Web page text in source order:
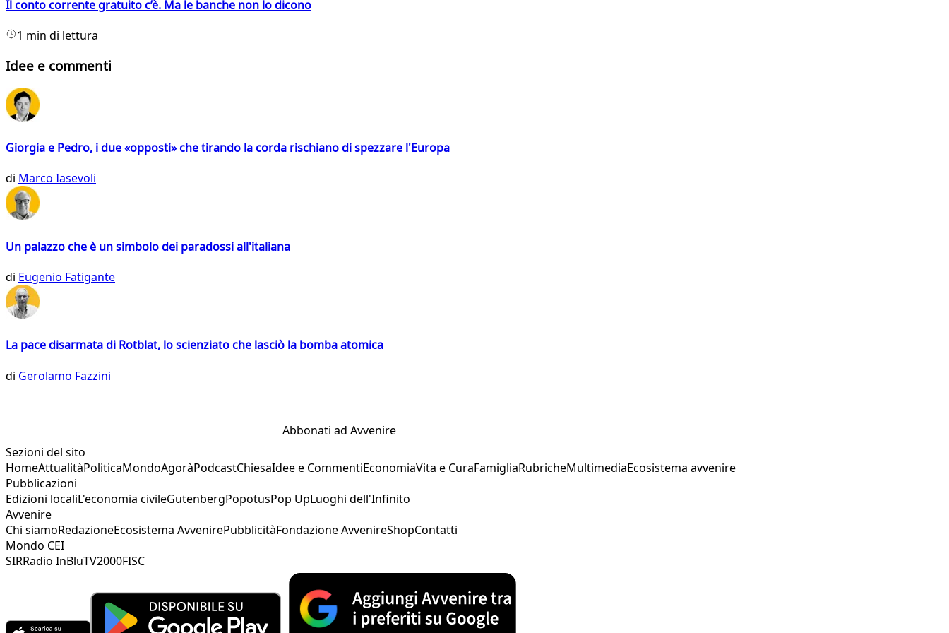
Il conto corrente gratuito c’è. Ma le banche non lo dicono
1 min di lettura
Idee e commenti
Giorgia e Pedro, i due «opposti» che tirando la corda rischiano di spezzare l'Europa
di Marco Iasevoli
Un palazzo che è un simbolo dei paradossi all'italiana
di Eugenio Fatigante
La pace disarmata di Rotblat, lo scienziato che lasciò la bomba atomica
di Gerolamo Fazzini
Abbonati ad Avvenire
Sezioni del sito
HomeAttualitàPoliticaMondoAgoràPodcastChiesaIdee e CommentiEconomiaVita e CuraFamigliaRubricheMultimediaEcosistema avvenire
Pubblicazioni
Edizioni localiL'economia civileGutenbergPopotusPop UpLuoghi dell'Infinito
Avvenire
Chi siamoRedazioneEcosistema AvvenirePubblicitàFondazione AvvenireShopContatti
Mondo CEI
SIRRadio InBluTV2000FISC